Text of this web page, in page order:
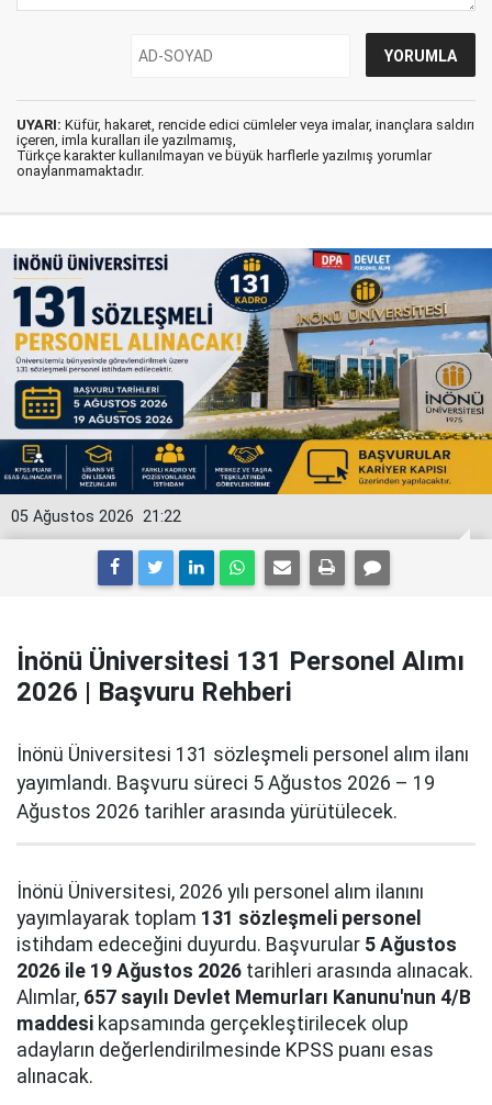
UYARI: Küfür, hakaret, rencide edici cümleler veya imalar, inançlara saldırı
içeren, imla kuralları ile yazılmamış,
Türkçe karakter kullanılmayan ve büyük harflerle yazılmış yorumlar
onaylanmamaktadır.
21:22
05 Ağustos 2026
İnönü Üniversitesi 131 Personel Alımı
2026 | Başvuru Rehberi
İnönü Üniversitesi 131 sözleşmeli personel alım ilanı
yayımlandı. Başvuru süreci 5 Ağustos 2026 – 19
Ağustos 2026 tarihler arasında yürütülecek.
İnönü Üniversitesi, 2026 yılı personel alım ilanını
yayımlayarak toplam 131 sözleşmeli personel
istihdam edeceğini duyurdu. Başvurular 5 Ağustos
2026 ile 19 Ağustos 2026 tarihleri arasında alınacak.
Alımlar, 657 sayılı Devlet Memurları Kanunu'nun 4/B
maddesi kapsamında gerçekleştirilecek olup
adayların değerlendirilmesinde KPSS puanı esas
alınacak.